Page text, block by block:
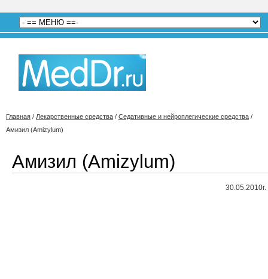
Главная / Лекарственные средства / Седативные и нейроплегические средства /
Амизил (Amizylum)
Амизил (Amizylum)
30.05.2010г.